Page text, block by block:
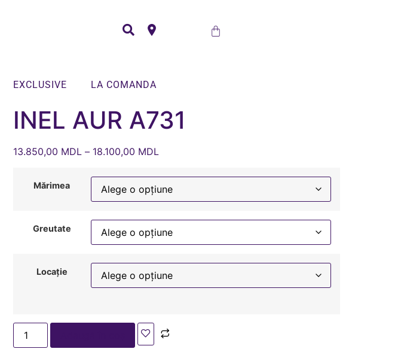
EXCLUSIVE LA COMANDA
INEL AUR A731
13.850,00 MDL – 18.100,00 MDL
Mărimea
Greutate
Locație